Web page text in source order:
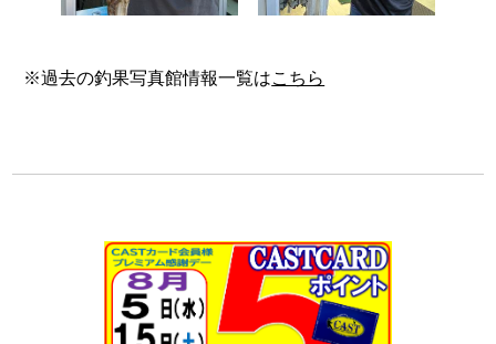
※過去の釣果写真館情報一覧はこちら